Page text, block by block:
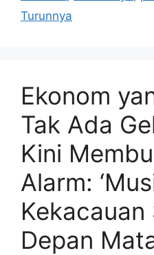
Turunnya
Ekonom
Tak Ada
Kini
Alarm:
Depan